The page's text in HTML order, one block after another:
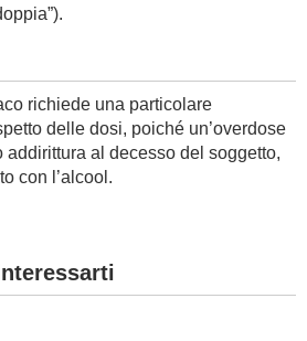
richiede una particolare
delle dosi, poiché un’overdose
addirittura al decesso del soggetto,
con l’alcool.